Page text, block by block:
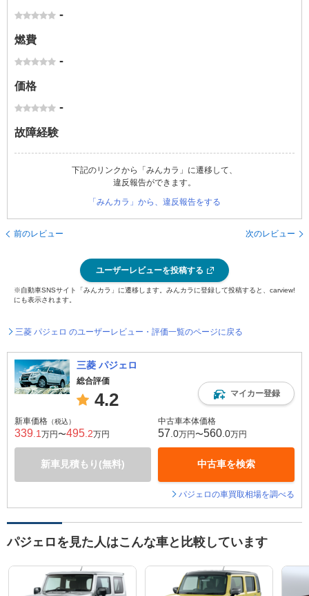
-
燃費
-
価格
-
故障経験
下記のリンクから「みんカラ」に遷移して、
違反報告ができます。
「みんカラ」から、違反報告をする
前のレビュー 次のレビュー
ユーザーレビューを投稿する
※自動車SNSサイト「みんカラ」に遷移します。みんカラに登録して投稿すると、carview!
にも表示されます。
三菱 パジェロ のユーザーレビュー・評価一覧のページに戻る
三菱 パジェロ
総合評価
4.2 マイカー登録
新車価格 （税込）
339 .1 万円〜495 .2万円
新車見積もり(無料)
中古車本体価格
57 .0万円〜560 .0万円
中古車を検索
パジェロの車買取相場を調べる
パジェロを見た人はこんな車と比較しています